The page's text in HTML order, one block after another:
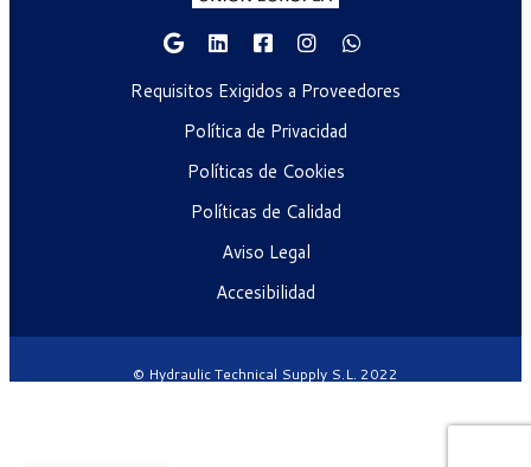
Requisitos Exigidos a Proveedores
Política de Privacidad
Políticas de Cookies
Políticas de Calidad
Aviso Legal
Accesibilidad
© Hydraulic Technical Supply S.L. 2022